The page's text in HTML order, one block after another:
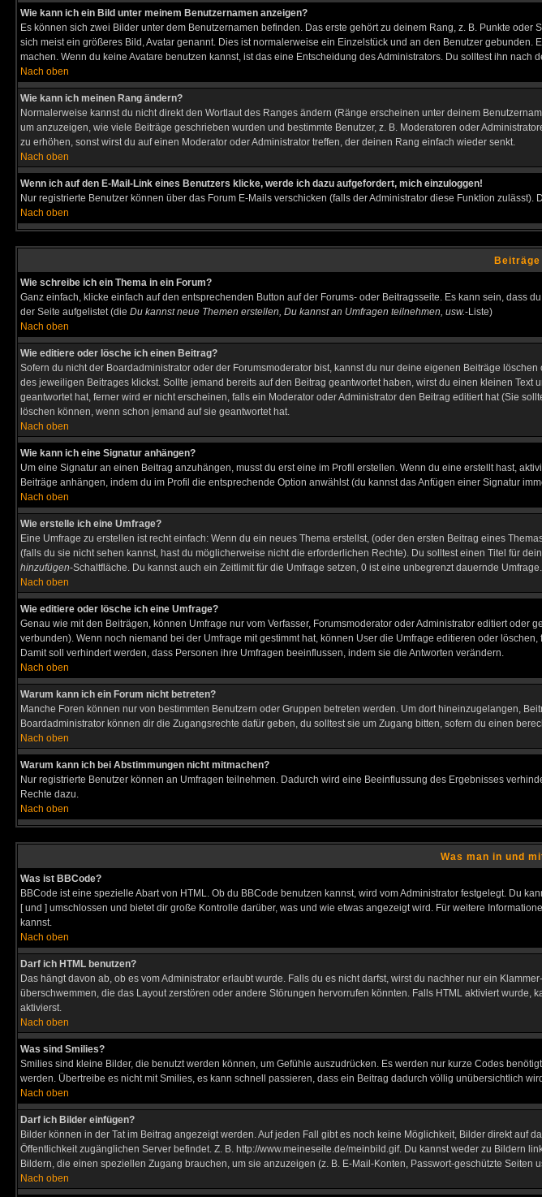
Wie kann ich ein Bild unter meinem Benutzernamen anzeigen?
Es können sich zwei Bilder unter dem Benutzernamen befinden. Das erste gehört zu deinem Rang, z. B. Punkte
sich meist ein größeres Bild, Avatar genannt. Dies ist normalerweise ein Einzelstück und an den Benutzer
machen. Wenn du keine Avatare benutzen kannst, ist das eine Entscheidung des Administrators. Du solltest ihn nach
Nach oben
Wie kann ich meinen Rang ändern?
Normalerweise kannst du nicht direkt den Wortlaut des Ranges ändern (Ränge erscheinen unter deinem
um anzuzeigen, wie viele Beiträge geschrieben wurden und bestimmte Benutzer, z. B. Moderatoren oder
zu erhöhen, sonst wirst du auf einen Moderator oder Administrator treffen, der deinen Rang einfach wieder senkt.
Nach oben
Wenn ich auf den E-Mail-Link eines Benutzers klicke, werde ich dazu aufgefordert, mich einzuloggen!
Nur registrierte Benutzer können über das Forum E-Mails verschicken (falls der Administrator diese Funktion
Nach oben
Wie schreibe ich ein Thema in ein Forum?
Ganz einfach, klicke einfach auf den entsprechenden Button auf der Forums- oder Beitragsseite. Es kann sein, dass
der Seite aufgelistet (die Du kannst neue Themen erstellen, Du kannst an Umfragen teilnehmen, usw.-Liste)
Nach oben
Wie editiere oder lösche ich einen Beitrag?
Sofern du nicht der Boardadministrator oder der Forumsmoderator bist, kannst du nur deine eigenen Beiträge
des jeweiligen Beitrages klickst. Sollte jemand bereits auf den Beitrag geantwortet haben, wirst du einen kleinen
geantwortet hat, ferner wird er nicht erscheinen, falls ein Moderator oder Administrator den Beitrag editiert hat (Sie
löschen können, wenn schon jemand auf sie geantwortet hat.
Nach oben
Wie kann ich eine Signatur anhängen?
Um eine Signatur an einen Beitrag anzuhängen, musst du erst eine im Profil erstellen. Wenn du eine erstellt hast,
Beiträge anhängen, indem du im Profil die entsprechende Option anwählst (du kannst das Anfügen einer Signatur
Nach oben
Wie erstelle ich eine Umfrage?
Eine Umfrage zu erstellen ist recht einfach: Wenn du ein neues Thema erstellst, (oder den ersten Beitrag eines
(falls du sie nicht sehen kannst, hast du möglicherweise nicht die erforderlichen Rechte). Du solltest einen Titel für
hinzufügen-Schaltfläche. Du kannst auch ein Zeitlimit für die Umfrage setzen, 0 ist eine unbegrenzt dauernde
Nach oben
Wie editiere oder lösche ich eine Umfrage?
Genau wie mit den Beiträgen, können Umfrage nur vom Verfasser, Forumsmoderator oder Administrator editiert
verbunden). Wenn noch niemand bei der Umfrage mit gestimmt hat, können User die Umfrage editieren oder
Damit soll verhindert werden, dass Personen ihre Umfragen beeinflussen, indem sie die Antworten verändern.
Nach oben
Warum kann ich ein Forum nicht betreten?
Manche Foren können nur von bestimmten Benutzern oder Gruppen betreten werden. Um dort hineinzugelangen,
Boardadministrator können dir die Zugangsrechte dafür geben, du solltest sie um Zugang bitten, sofern du einen
Nach oben
Warum kann ich bei Abstimmungen nicht mitmachen?
Nur registrierte Benutzer können an Umfragen teilnehmen. Dadurch wird eine Beeinflussung des Ergebnisses
Rechte dazu.
Nach oben
Was man in und
Was ist BBCode?
BBCode ist eine spezielle Abart von HTML. Ob du BBCode benutzen kannst, wird vom Administrator festgelegt. Du
[ und ] umschlossen und bietet dir große Kontrolle darüber, was und wie etwas angezeigt wird. Für weitere
kannst.
Nach oben
Darf ich HTML benutzen?
Das hängt davon ab, ob es vom Administrator erlaubt wurde. Falls du es nicht darfst, wirst du nachher nur ein
überschwemmen, die das Layout zerstören oder andere Störungen hervorrufen könnten. Falls HTML aktiviert
aktivierst.
Nach oben
Was sind Smilies?
Smilies sind kleine Bilder, die benutzt werden können, um Gefühle auszudrücken. Es werden nur kurze Codes
werden. Übertreibe es nicht mit Smilies, es kann schnell passieren, dass ein Beitrag dadurch völlig unübersichtlich
Nach oben
Darf ich Bilder einfügen?
Bilder können in der Tat im Beitrag angezeigt werden. Auf jeden Fall gibt es noch keine Möglichkeit, Bilder direkt
Öffentlichkeit zugänglichen Server befindet. Z. B. http://www.meineseite.de/meinbild.gif. Du kannst weder zu Bildern
Bildern, die einen speziellen Zugang brauchen, um sie anzuzeigen (z. B. E-Mail-Konten, Passwort-geschützte
Nach oben